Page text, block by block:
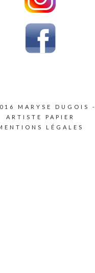
MARYSE DUGOIS -
ARTISTE PAPIER
LÉGALES